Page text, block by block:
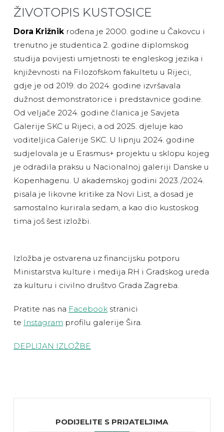
ŽIVOTOPIS KUSTOSICE
Dora Križnik rođena je 2000. godine u Čakovcu i
trenutno je studentica 2. godine diplomskog
studija povijesti umjetnosti te engleskog jezika i
književnosti na Filozofskom fakultetu u Rijeci,
gdje je od 2019. do 2024. godine izvršavala
dužnost demonstratorice i predstavnice godine.
Od veljače 2024. godine članica je Savjeta
Galerije SKC u Rijeci, a od 2025. djeluje kao
voditeljica Galerije SKC. U lipnju 2024. godine
sudjelovala je u Erasmus+ projektu u sklopu kojeg
je odradila praksu u Nacionalnoj galeriji Danske u
Kopenhagenu. U akademskoj godini 2023./2024.
pisala je likovne kritike za Novi List, a dosad je
samostalno kurirala sedam, a kao dio kustoskog
tima još šest izložbi.
Izložba je ostvarena uz financijsku potporu
Ministarstva kulture i medija RH i Gradskog ureda
za kulturu i civilno društvo Grada Zagreba.
Pratite nas na Facebookstranici
te Instagram profilu galerije Šira.
DEPLIJAN IZLOŽBE
PODIJELITE S PRIJATELJIMA